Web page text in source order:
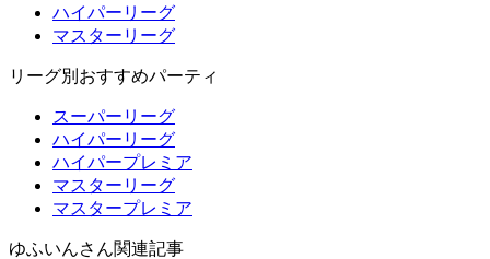
ハイパーリーグ
マスターリーグ
リーグ別おすすめパーティ
スーパーリーグ
ハイパーリーグ
ハイパープレミア
マスターリーグ
マスタープレミア
ゆふいんさん関連記事